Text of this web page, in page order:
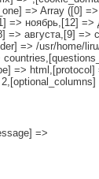
=> Array ([0]
ноябрь,[12]
августа,[9] =>
=> /usr/home/
=>
=>